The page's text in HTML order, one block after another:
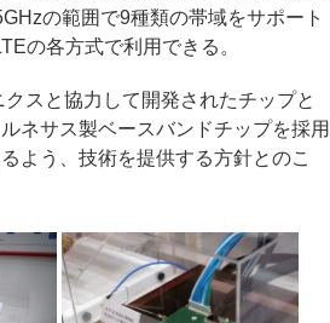
の範囲で9種類の帯域をサポート
の各方式で利用できる。
スと協力して開発されたチップと
ネサス製ベースバンドチップを採用
よう、技術を提供する方針とのこ